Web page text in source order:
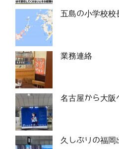
五島の小学校校
業務連絡
名古屋から大阪
久しぶりの福岡